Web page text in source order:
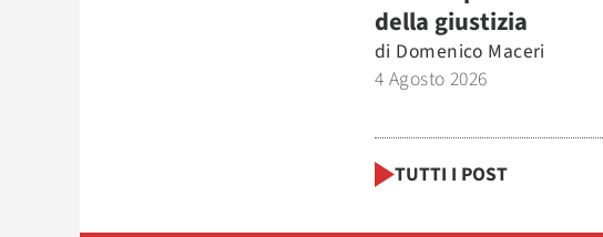
della giustizia
di Domenico Maceri
4 Agosto 2026
TUTTI I POST